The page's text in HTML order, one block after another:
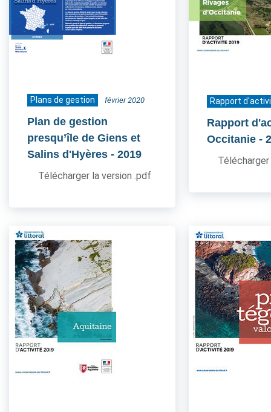
Plans de gestion février 2020
Plan de gestion
presqu’île de Giens et
Salins d'Hyères - 2019
Télécharger la version .pdf
Rapport
Rapport
Occitanie -